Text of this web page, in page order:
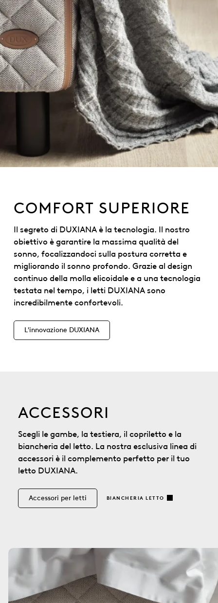
COMFORT SUPERIORE
Il segreto di DUXIANA è la tecnologia. Il nostro
obiettivo è garantire la massima qualità del
sonno, focalizzandoci sulla postura corretta e
migliorando il sonno profondo. Grazie al design
continuo della molla elicoidale e a una tecnologia
testata nel tempo, i letti DUXIANA sono
incredibilmente confortevoli.
L'innovazione DUXIANA
ACCESSORI
Scegli le gambe, la testiera, il copriletto e la
biancheria del letto. La nostra esclusiva linea di
accessori è il complemento perfetto per il tuo
letto DUXIANA.
Accessori per letti BIANCHERIA LETTO